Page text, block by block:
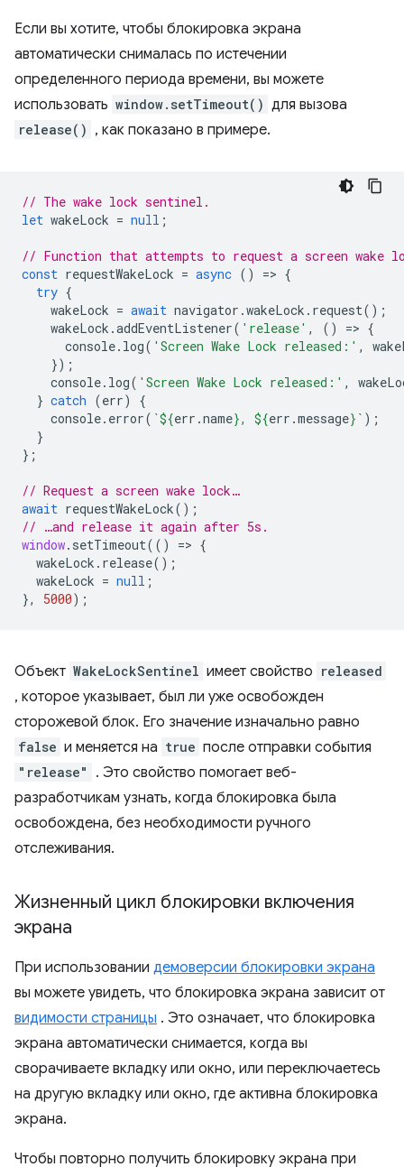
Если вы хотите, чтобы блокировка экрана
автоматически снималась по истечении
определенного периода времени, вы можете
использовать window.setTimeout() для вызова
release() , как показано в примере.
// The wake lock sentinel.
let wakeLock = null ;
// Function that attempts to request a screen wake
const requestWakeLock = async () => {
try {
wakeLock = await navigator .wakeLock . request();
wakeLock .addEventListener( 'release' , () => {
console. log( 'Screen Wake Lock released:' ,
});
console. log( 'Screen Wake Lock released:' ,
} catch (err)
{
console. error( `${err .name}, ${err .message} ` );
}
};
// Request a screen wake lock…
await requestWakeLock();
// …and release it again after 5s.
window. setTimeout(() => {
wakeLock . release();
wakeLock = null ;
},
5000);
Объект WakeLockSentinel имеет свойство released
, которое указывает, был ли уже освобожден
сторожевой блок. Его значение изначально равно
false и меняется на true после отправки события
"release"
. Это свойство помогает веб-
разработчикам узнать, когда блокировка была
освобождена, без необходимости ручного
отслеживания.
Жизненный цикл блокировки включения
экрана
При использовании демоверсии блокировки экрана
вы можете увидеть, что блокировка экрана зависит от
видимости страницы . Это означает, что блокировка
экрана автоматически снимается, когда вы
сворачиваете вкладку или окно, или переключаетесь
на другую вкладку или окно, где активна блокировка
экрана.
Чтобы повторно получить блокировку экрана при